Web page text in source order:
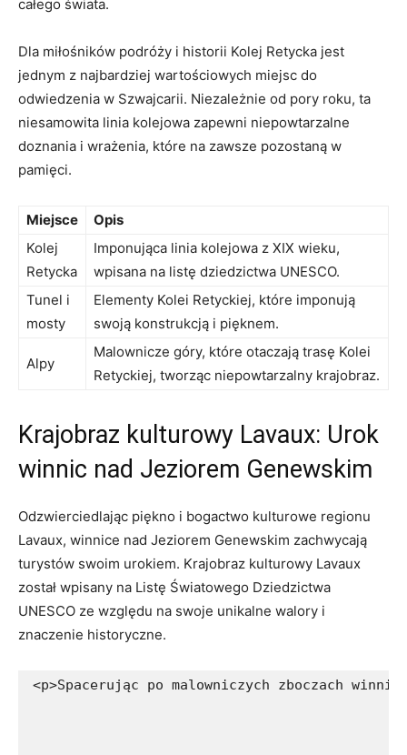
całego świata.
Dla miłośników podróży i historii Kolej Retycka jest
jednym z najbardziej wartościowych miejsc do
odwiedzenia w Szwajcarii. Niezależnie od pory roku, ta
niesamowita linia kolejowa zapewni niepowtarzalne
doznania i wrażenia, które na zawsze pozostaną w
pamięci.
Miejsce
Opis
Kolej
Retycka
Imponująca linia kolejowa z XIX wieku,
wpisana na listę dziedzictwa UNESCO.
Tunel i
mosty
Elementy Kolei Retyckiej, które imponują
swoją konstrukcją i pięknem.
Alpy
Malownicze góry, które otaczają trasę Kolei
Retyckiej, tworząc niepowtarzalny krajobraz.
Krajobraz kulturowy Lavaux: Urok
winnic nad Jeziorem Genewskim
Odzwierciedlając piękno i bogactwo kulturowe regionu
Lavaux, winnice nad Jeziorem Genewskim zachwycają
turystów swoim urokiem. Krajobraz kulturowy Lavaux
został wpisany na Listę Światowego Dziedzictwa
UNESCO ze względu na swoje unikalne walory i
znaczenie historyczne.
<p>Spacerując po malowniczych zboczach